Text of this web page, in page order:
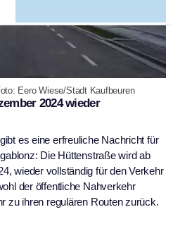
Eero Wiese/Stadt Kaufbeuren
2024 wieder
es eine erfreuliche Nachricht für
Die Hüttenstraße wird ab
wieder vollständig für den Verkehr
der öffentliche Nahverkehr
zu ihren regulären Routen zurück.